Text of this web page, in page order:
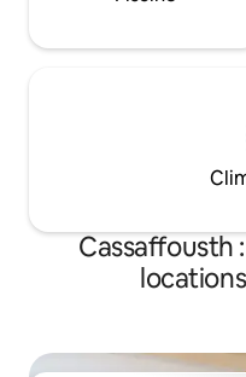
Cassaffousth